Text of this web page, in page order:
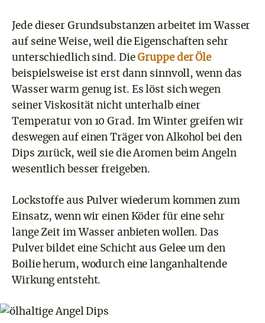
Jede dieser Grundsubstanzen arbeitet im Wasser
auf seine Weise, weil die Eigenschaften sehr
unterschiedlich sind. DieGruppe der Öle
beispielsweise ist erst dann sinnvoll, wenn das
Wasser warm genug ist. Es löst sich wegen
seiner Viskosität nicht unterhalb einer
Temperatur von 10 Grad. Im Winter greifen wir
deswegen auf einen Träger von Alkohol bei den
Dips zurück, weil sie die Aromen beim Angeln
wesentlich besser freigeben.
Lockstoffe aus Pulver wiederum kommen zum
Einsatz, wenn wir einen Köder für eine sehr
lange Zeit im Wasser anbieten wollen. Das
Pulver bildet eine Schicht aus Gelee um den
Boilie herum, wodurch eine langanhaltende
Wirkung entsteht.